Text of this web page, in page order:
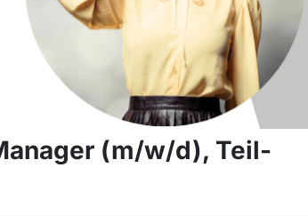
(m/w/d), Teil-